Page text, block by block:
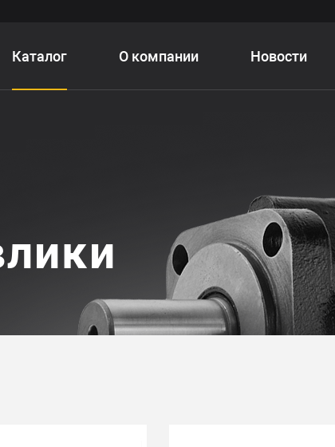
Каталог О компании Новости